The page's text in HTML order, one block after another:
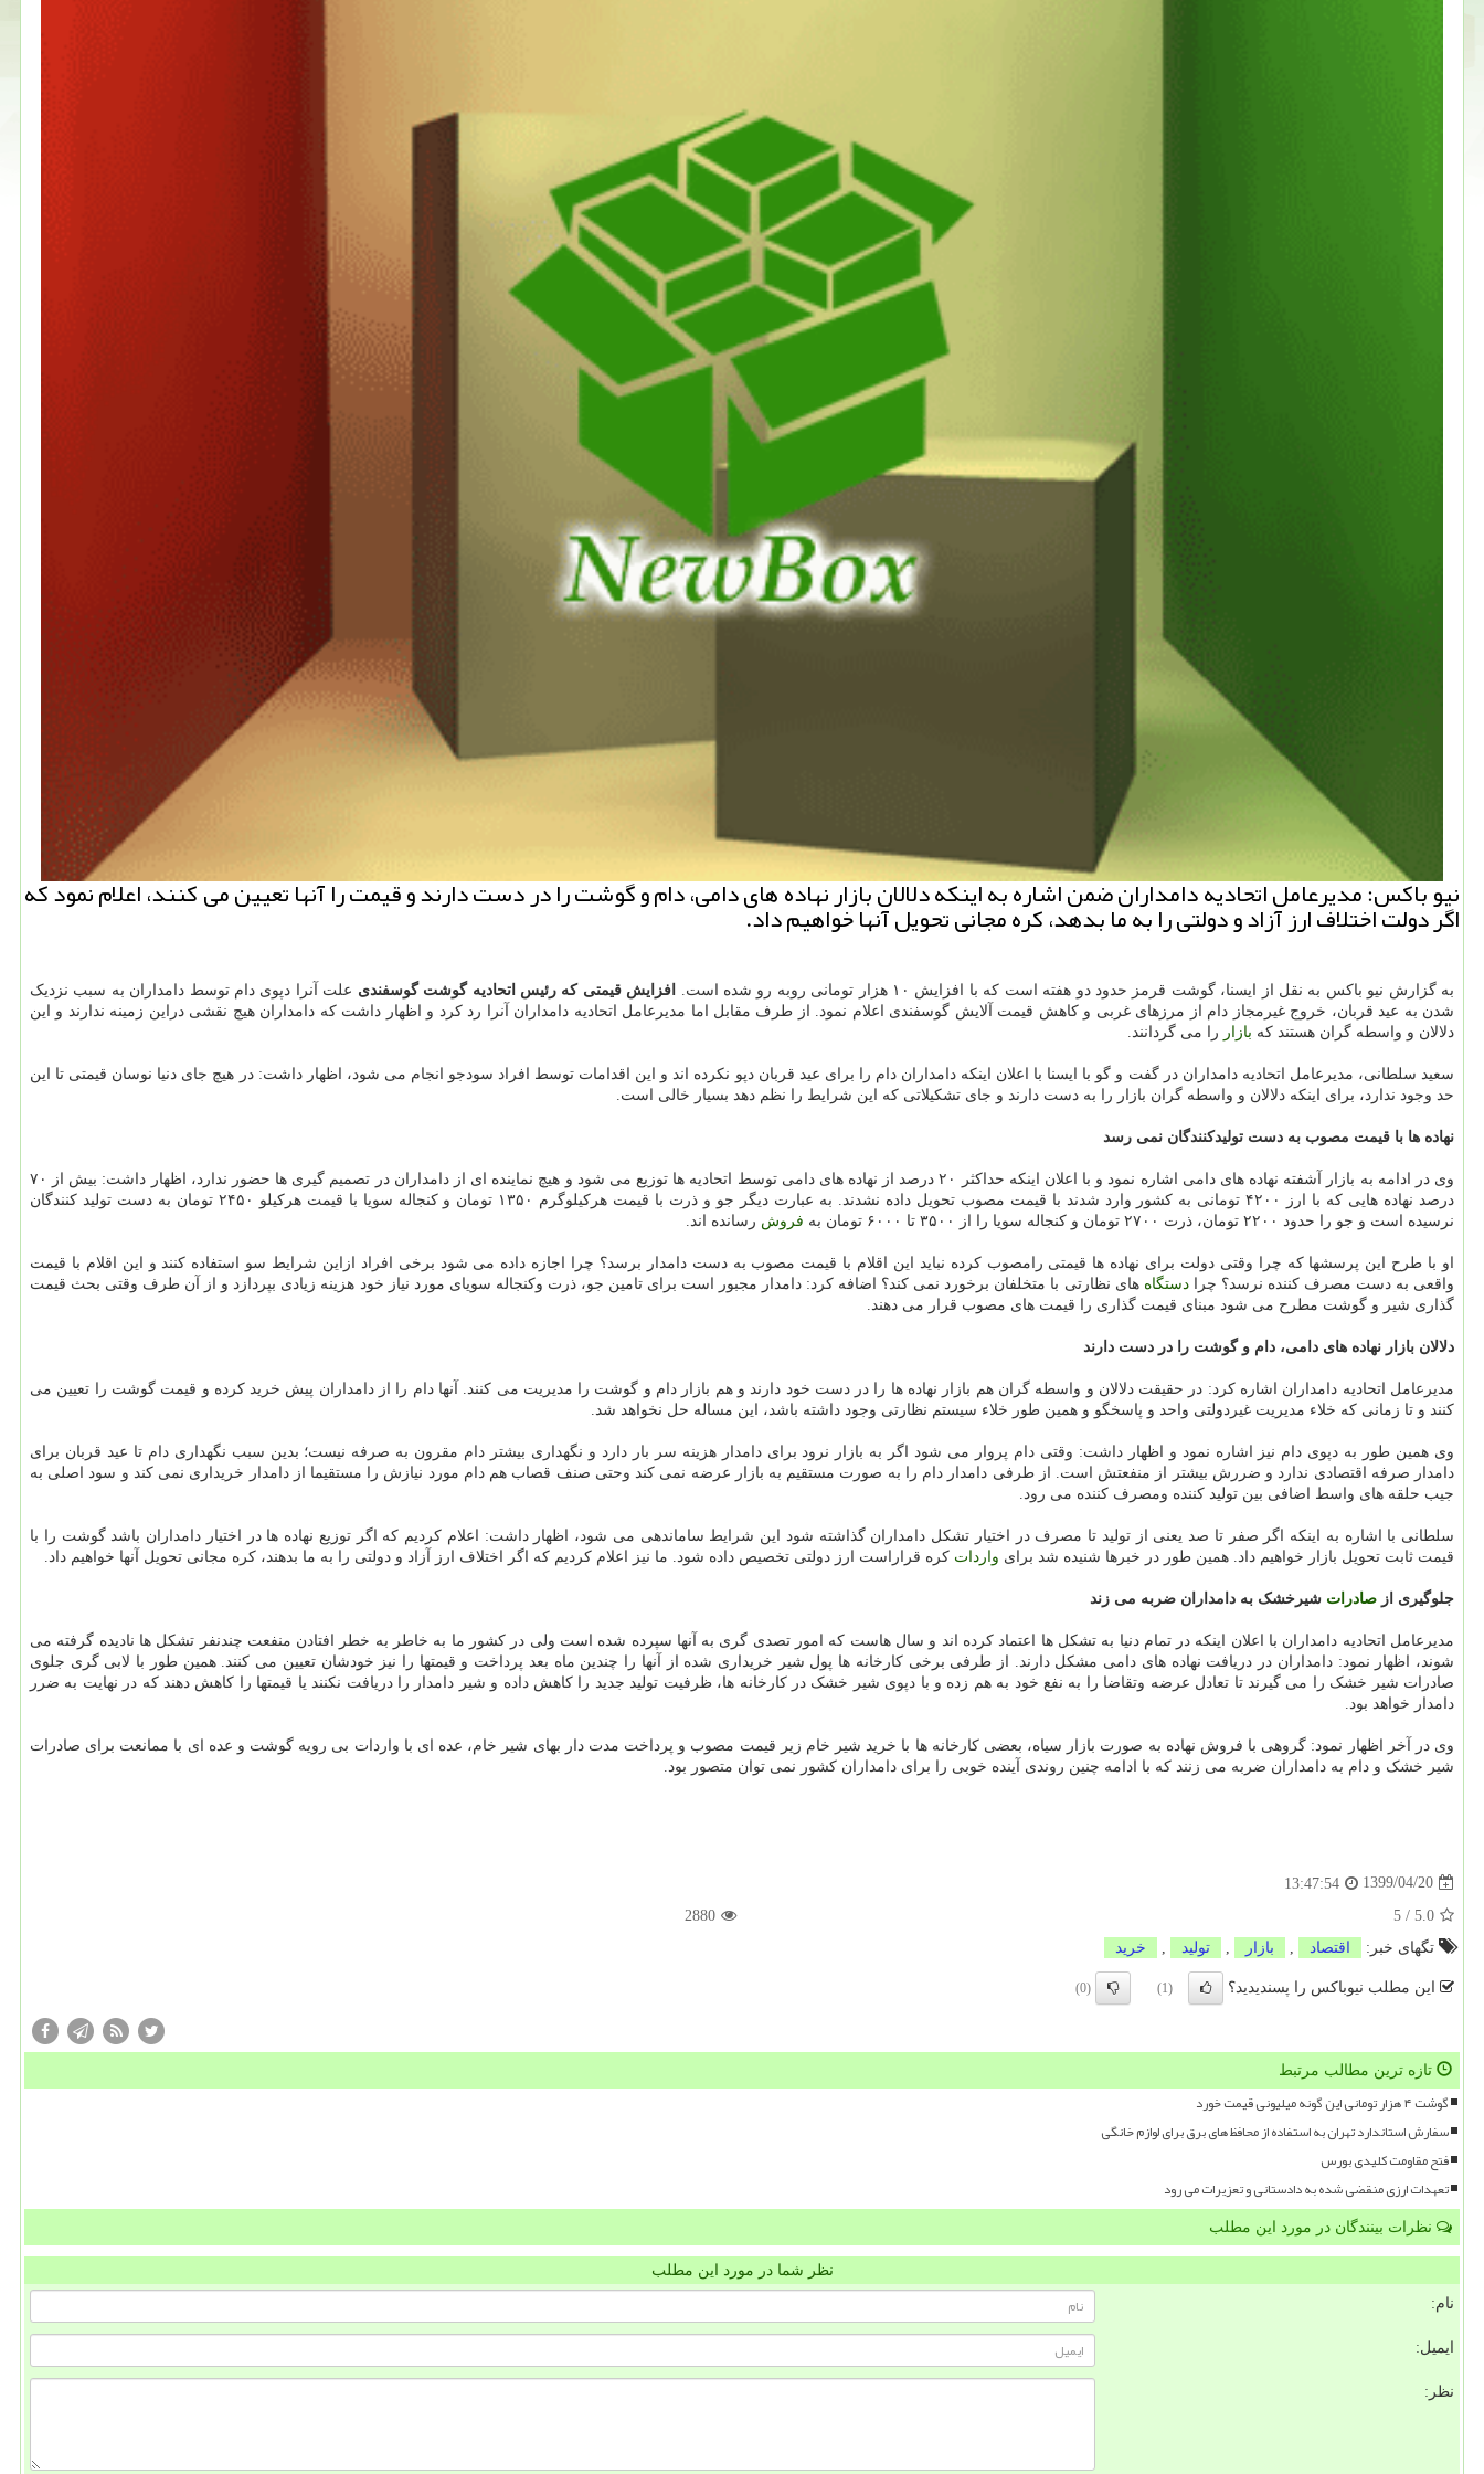
نیو باكس: مدیرعامل اتحادیه دامداران ضمن اشاره به اینكه دلالان بازار نهاده های دامی، دام و گوشت را در دست دارند و قیمت را آنها تعیین می كنند، اعلام نمود كه
اگر دولت اختلاف ارز آزاد و دولتی را به ما بدهد، كره مجانی تحویل آنها خواهیم داد.
به گزارش نیو باکس به نقل از ایسنا، گوشت قرمز حدود دو هفته است که با افزایش ۱۰ هزار تومانی روبه رو شده است. افزایش قیمتی که رئیس اتحادیه گوشت گوسفندی علت آنرا دپوی دام توسط دامداران به سبب نزدیک
شدن به عید قربان، خروج غیرمجاز دام از مرزهای غربی و کاهش قیمت آلایش گوسفندی اعلام نمود. از طرف مقابل اما مدیرعامل اتحادیه دامداران آنرا رد کرد و اظهار داشت که دامداران هیچ نقشی دراین زمینه ندارند و این
دلالان و واسطه گران هستند که بازار را می گردانند.
سعید سلطانی، مدیرعامل اتحادیه دامداران در گفت و گو با ایسنا با اعلان اینکه دامداران دام را برای عید قربان دپو نکرده اند و این اقدامات توسط افراد سودجو انجام می شود، اظهار داشت: در هیچ جای دنیا نوسان قیمتی تا این
حد وجود ندارد، برای اینکه دلالان و واسطه گران بازار را به دست دارند و جای تشکیلاتی که این شرایط را نظم دهد بسیار خالی است.
نهاده ها با قیمت مصوب به دست تولیدکنندگان نمی رسد
وی در ادامه به بازار آشفته نهاده های دامی اشاره نمود و با اعلان اینکه حداکثر ۲۰ درصد از نهاده های دامی توسط اتحادیه ها توزیع می شود و هیچ نماینده ای از دامداران در تصمیم گیری ها حضور ندارد، اظهار داشت: بیش از ۷۰
درصد نهاده هایی که با ارز ۴۲۰۰ تومانی به کشور وارد شدند با قیمت مصوب تحویل داده نشدند. به عبارت دیگر جو و ذرت با قیمت هرکیلوگرم ۱۳۵۰ تومان و کنجاله سویا با قیمت هرکیلو ۲۴۵۰ تومان به دست تولید کنندگان
نرسیده است و جو را حدود ۲۲۰۰ تومان، ذرت ۲۷۰۰ تومان و کنجاله سویا را از ۳۵۰۰ تا ۶۰۰۰ تومان به
فروش رسانده اند.
او با طرح این پرسشها که چرا وقتی دولت برای نهاده ها قیمتی رامصوب کرده نباید این اقلام با قیمت مصوب به دست دامدار برسد؟ چرا اجازه داده می شود برخی افراد ازاین شرایط سو استفاده کنند و این اقلام با قیمت
واقعی به دست مصرف کننده نرسد؟ چرادستگاه های نظارتی با متخلفان برخورد نمی کند؟ اضافه کرد: دامدار مجبور است برای تامین جو، ذرت وکنجاله سویای مورد نیاز خود هزینه زیادی بپردازد و از آن طرف وقتی بحث قیمت
گذاری شیر و گوشت مطرح می شود مبنای قیمت گذاری را قیمت های مصوب قرار می دهند.
دلالان بازار نهاده های دامی، دام و گوشت را در دست دارند
مدیرعامل اتحادیه دامداران اشاره کرد: در حقیقت دلالان و واسطه گران هم بازار نهاده ها را در دست خود دارند و هم بازار دام و گوشت را مدیریت می کنند. آنها دام را از دامداران پیش خرید کرده و قیمت گوشت را تعیین می
کنند و تا زمانی که خلاء مدیریت غیردولتی واحد و پاسخگو و همین طور خلاء سیستم نظارتی وجود داشته باشد، این مساله حل نخواهد شد.
وی همین طور به دپوی دام نیز اشاره نمود و اظهار داشت: وقتی دام پروار می شود اگر به بازار نرود برای دامدار هزینه سر بار دارد و نگهداری بیشتر دام مقرون به صرفه نیست؛ بدین سبب نگهداری دام تا عید قربان برای
دامدار صرفه اقتصادی ندارد و ضررش بیشتر از منفعتش است. از طرفی دامدار دام را به صورت مستقیم به بازار عرضه نمی کند وحتی صنف قصاب هم دام مورد نیازش را مستقیما از دامدار خریداری نمی کند و سود اصلی به
جیب حلقه های واسط اضافی بین تولید کننده ومصرف کننده می رود.
سلطانی با اشاره به اینکه اگر صفر تا صد یعنی از تولید تا مصرف در اختیار تشکل دامداران گذاشته شود این شرایط ساماندهی می شود، اظهار داشت: اعلام کردیم که اگر توزیع نهاده ها در اختیار دامداران باشد گوشت را با
قیمت ثابت تحویل بازار خواهیم داد. همین طور در خبرها شنیده شد برای واردات کره قراراست ارز دولتی تخصیص داده شود. ما نیز اعلام کردیم که اگر اختلاف ارز آزاد و دولتی را به ما بدهند، کره مجانی تحویل آنها خواهیم داد.
جلوگیری از صادرات شیرخشک به دامداران ضربه می زند
مدیرعامل اتحادیه دامداران با اعلان اینکه در تمام دنیا به تشکل ها اعتماد کرده اند و سال هاست که امور تصدی گری به آنها سپرده شده است ولی در کشور ما به خاطر به خطر افتادن منفعت چندنفر تشکل ها نادیده گرفته می
شوند، اظهار نمود: دامداران در دریافت نهاده های دامی مشکل دارند. از طرفی برخی کارخانه ها پول شیر خریداری شده از آنها را چندین ماه بعد پرداخت و قیمتها را نیز خودشان تعیین می کنند. همین طور با لابی گری جلوی
صادرات شیر خشک را می گیرند تا تعادل عرضه وتقاضا را به نفع خود به هم زده و با دپوی شیر خشک در کارخانه ها، ظرفیت تولید جدید را کاهش داده و شیر دامدار را دریافت نکنند یا قیمتها را کاهش دهند که در نهایت به ضرر
دامدار خواهد بود.
وی در آخر اظهار نمود: گروهی با فروش نهاده به صورت بازار سیاه، بعضی کارخانه ها با خرید شیر خام زیر قیمت مصوب و پرداخت مدت دار بهای شیر خام، عده ای با واردات بی رویه گوشت و عده ای با ممانعت برای صادرات
شیر خشک و دام به دامداران ضربه می زنند که با ادامه چنین روندی آینده خوبی را برای دامداران کشور نمی توان متصور بود.
1399/04/20
13:47:54
5.0
/
5
2880
تگهای خبر:
اقتصاد بازار تولید خرید
این مطلب نیوباکس را پسندیدید؟ (1)
(0)
تازه ترین مطالب مرتبط
گوشت ۴ هزار تومانی این گونه میلیونی قیمت خورد
سفارش استاندارد تهران به استفاده از محافظ های برق برای لوازم خانگی
فتح مقاومت کلیدی بورس
تعهدات ارزی منقضی شده به دادستانی و تعزیرات می رود
نظرات بینندگان در مورد این مطلب
نظر شما در مورد این مطلب
نام:
ایمیل:
نظر: